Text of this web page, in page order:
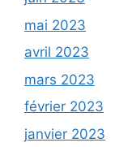
mai 2023
avril 2023
mars 2023
février 2023
janvier 2023